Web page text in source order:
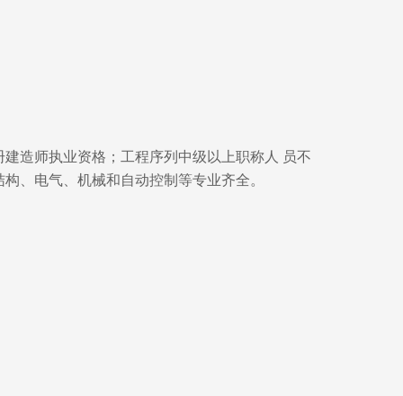
造师执业资格；工程序列中级以上职称人 员不
、电气、机械和自动控制等专业齐全。